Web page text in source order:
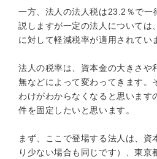
一方、法人の法人税は23.2％で一
説しますが一定の法人については
に対して軽減税率が適用されてい
法人の税率は、資本金の大きさや
無などによって変わってきます。
わけがわからなくなると思います
件を固定したいと思います。
まず、ここで登場する法人は、資
り少ない場合も同じです）、東京